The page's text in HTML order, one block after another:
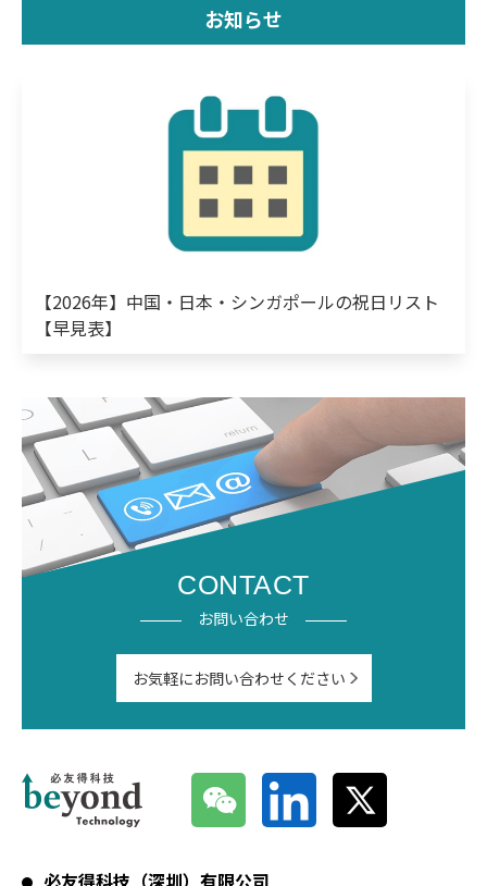
お知らせ
【2026年】中国・日本・シンガポールの祝日リスト
【早見表】
CONTACT
お問い合わせ
お気軽にお問い合わせください
必友得科技（深圳）有限公司